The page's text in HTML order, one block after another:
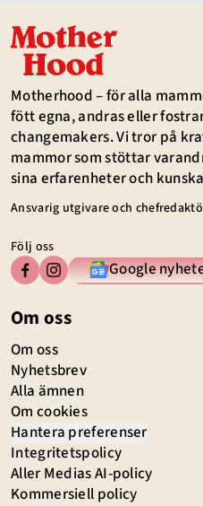
Motherhood – för alla
fött egna, andras eller
changemakers. Vi tror på
mammor som stöttar
sina erfarenheter och
Ansvarig utgivare och
Följ oss
Google
Om oss
Om oss
Nyhetsbrev
Alla ämnen
Om cookies
Hantera preferenser
Integritetspolicy
Aller Medias AI-policy
Kommersiell policy